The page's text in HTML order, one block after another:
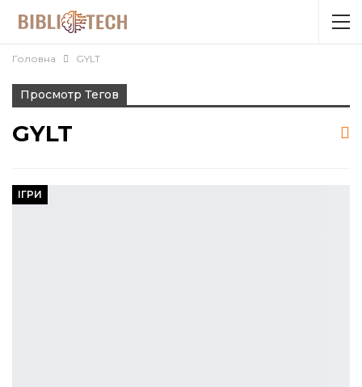
Головна GYLT
Просмотр Тегов
GYLT
ІГРИ